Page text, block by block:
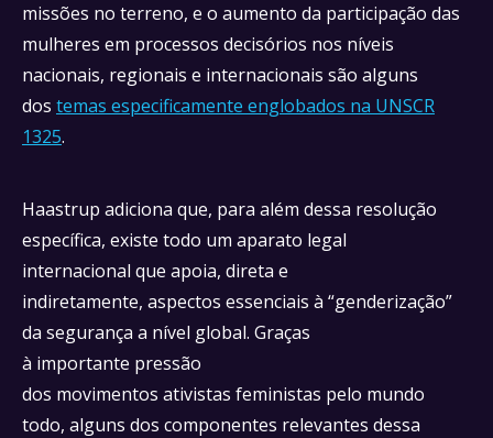
missões no terreno, e o aumento da participação das
mulheres em processos decisórios nos níveis
nacionais, regionais e internacionais são alguns
dos temas especificamente englobados na UNSCR
1325.
Haastrup adiciona que, para além dessa resolução
específica, existe todo um aparato legal
internacional que apoia, direta e
indiretamente, aspectos essenciais à “genderização”
da segurança a nível global. Graças
à importante pressão
dos movimentos ativistas feministas pelo mundo
todo, alguns dos componentes relevantes dessa